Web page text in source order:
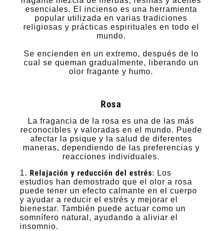
esenciales. El incienso es una herramienta
popular utilizada en varias tradiciones
religiosas y prácticas espirituales en todo el
mundo.
Se encienden en un extremo, después de lo
cual se queman gradualmente, liberando un
olor fragante y humo.
Rosa
La fragancia de la rosa es una de las más
reconocibles y valoradas en el mundo. Puede
afectar la psique y la salud de diferentes
maneras, dependiendo de las preferencias y
reacciones individuales.
1. Relajación y reducción del estrés: Los
estudios han demostrado que el olor a rosa
puede tener un efecto calmante en el cuerpo
y ayudar a reducir el estrés y mejorar el
bienestar. También puede actuar como un
somnífero natural, ayudando a aliviar el
insomnio.